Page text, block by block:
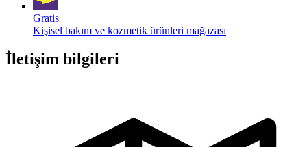
Gratis
Kişisel bakım ve kozmetik ürünleri mağazası
İletişim bilgileri